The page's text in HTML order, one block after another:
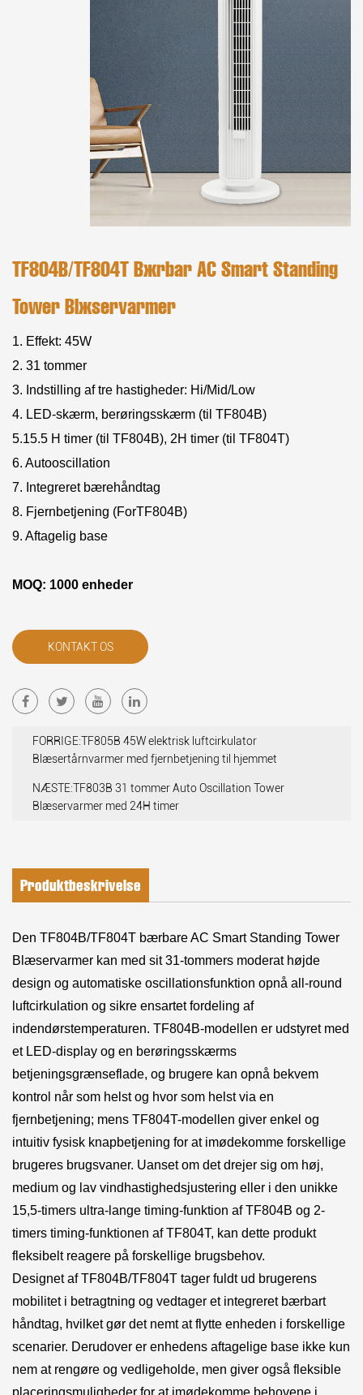
TF804B/TF804T Bærbar AC Smart Standing
Tower Blæservarmer
1. Effekt: 45W
2. 31 tommer
3. Indstilling af tre hastigheder: Hi/Mid/Low
4. LED-skærm, berøringsskærm (til TF804B)
5.15.5 H timer (til TF804B), 2H timer (til TF804T)
6. Autooscillation
7. Integreret bærehåndtag
8. Fjernbetjening (ForTF804B)
9. Aftagelig base
MOQ: 1000 enheder
KONTAKT OS
FORRIGE:TF805B 45W elektrisk luftcirkulator
Blæsertårnvarmer med fjernbetjening til hjemmet
NÆSTE:TF803B 31 tommer Auto Oscillation Tower
Blæservarmer med 24H timer
Produktbeskrivelse
Den TF804B/TF804T bærbare AC Smart Standing Tower
Blæservarmer kan med sit 31-tommers moderat højde
design og automatiske oscillationsfunktion opnå all-round
luftcirkulation og sikre ensartet fordeling af
indendørstemperaturen. TF804B-modellen er udstyret med
et LED-display og en berøringsskærms
betjeningsgrænseflade, og brugere kan opnå bekvem
kontrol når som helst og hvor som helst via en
fjernbetjening; mens TF804T-modellen giver enkel og
intuitiv fysisk knapbetjening for at imødekomme forskellige
brugeres brugsvaner. Uanset om det drejer sig om høj,
medium og lav vindhastighedsjustering eller i den unikke
15,5-timers ultra-lange timing-funktion af TF804B og 2-
timers timing-funktionen af ​​TF804T, kan dette produkt
fleksibelt reagere på forskellige brugsbehov.
Designet af TF804B/TF804T tager fuldt ud brugerens
mobilitet i betragtning og vedtager et integreret bærbart
håndtag, hvilket gør det nemt at flytte enheden i forskellige
scenarier. Derudover er enhedens aftagelige base ikke kun
nem at rengøre og vedligeholde, men giver også fleksible